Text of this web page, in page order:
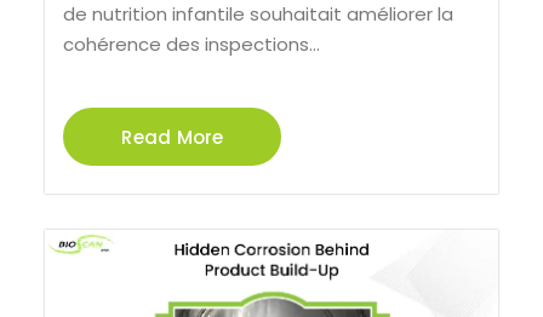
de nutrition infantile souhaitait améliorer la
cohérence des inspections...
Read More